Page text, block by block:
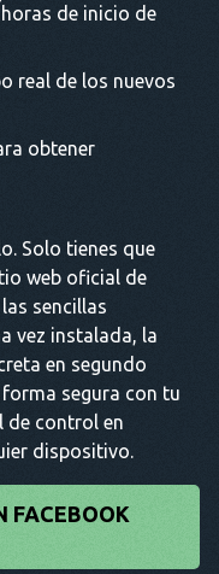
de inicio de
real de los nuevos
obtener
Solo tienes que
web oficial de
sencillas
vez instalada, la
en segundo
segura con tu
de control en
dispositivo.
FACEBOOK